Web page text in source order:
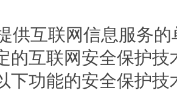
供互联网信息服务
的互联网安全保护技
下功能的安全保护技